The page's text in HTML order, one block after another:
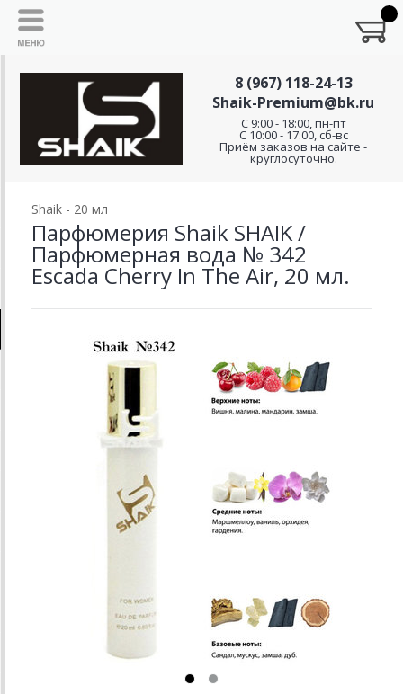
8 (967) 118-24-13
Shaik-Premium@bk.ru
C 9:00 - 18:00, пн-пт
С 10:00 - 17:00, сб-вс
Приём заказов на сайте -
круглосуточно.
Shaik - 20 мл
Парфюмерия Shaik SHAIK /
Парфюмерная вода № 342
Escada Cherry In The Air, 20 мл.